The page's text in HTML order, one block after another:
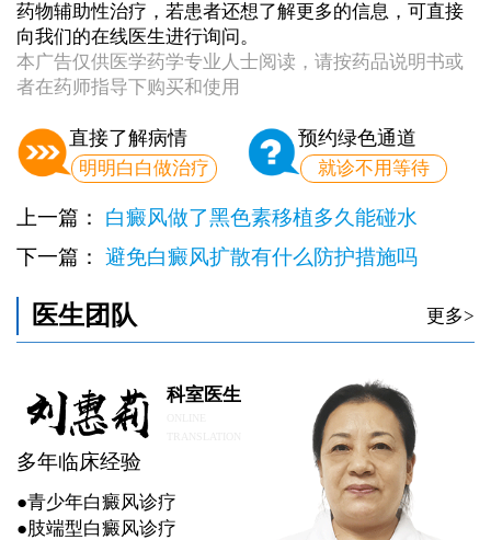
药物辅助性治疗，若患者还想了解更多的信息，可直接
向我们的在线医生进行询问。
本广告仅供医学药学专业人士阅读，请按药品说明书或
者在药师指导下购买和使用
直接了解病情
明明白白做治疗
预约绿色通道
就诊不用等待
上一篇： 白癜风做了黑色素移植多久能碰水
下一篇： 避免白癜风扩散有什么防护措施吗
医生团队 更多>
科室医生
多年临床经验
●青少年白癜风诊疗
●肢端型白癜风诊疗